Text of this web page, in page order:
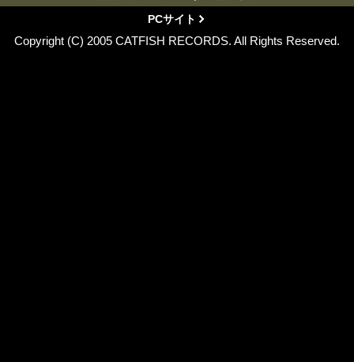
PCサイト
Copyright (C) 2005 CATFISH RECORDS. All Rights Reserved.